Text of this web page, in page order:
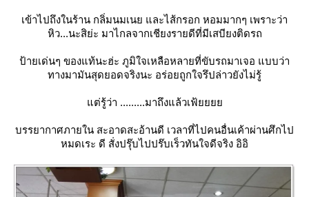
เข้าไปถึงในร้าน กลิ่มนมเนย และไส้กรอก หอมมากๆ เพราะว่า
หิว...นะสิย่ะ มาไกลจากเชียงรายดีที่มีเสบียงติดรถ
ป้ายเด่นๆ ของแท้นะฮ่ะ ภูมิใจเหลือหลายที่ขับรถมาเจอ แบบว่า
ทางมามันสุดยอดจริงนะ อร่อยถูกใจรึปล่าวยังไม่รู้
ต่รู้ว่า .........มาถึงแล้วเฟ้
บรรยากาศภายใน สะอาดสะอ้านดี เวลาที่ไปคนอื่นเค้าผ่านศึกไป
หมดเระ ดี สั่งปรุ๊บไปปร๊บเร็วทันใจดีจริง อิอิ